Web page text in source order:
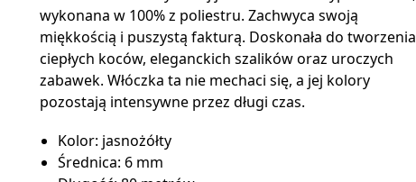
wykonana w 100% z poliestru. Zachwyca swoją
miękkością i puszystą fakturą. Doskonała do tworzenia
ciepłych koców, eleganckich szalików oraz uroczych
zabawek. Włóczka ta nie mechaci się, a jej kolory
pozostają intensywne przez długi czas.
Kolor: jasnożółty
Średnica: 6 mm